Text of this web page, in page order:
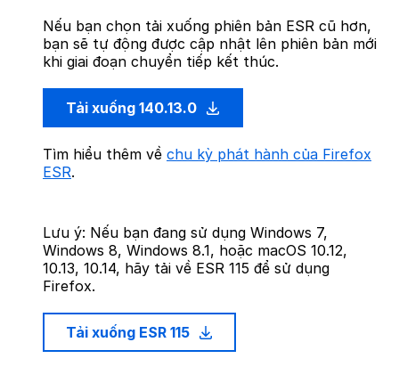
Nếu bạn chọn tải xuống phiên bản ESR cũ hơn,
bạn sẽ tự động được cập nhật lên phiên bản mới
khi giai đoạn chuyển tiếp kết thúc.
Tải xuống 140.13.0
Tìm hiểu thêm về chu kỳ phát hành của Firefox
ESR.
Lưu ý: Nếu bạn đang sử dụng Windows 7,
Windows 8, Windows 8.1, hoặc macOS 10.12,
10.13, 10.14, hãy tải về ESR 115 để sử dụng
Firefox.
Tải xuống ESR 115